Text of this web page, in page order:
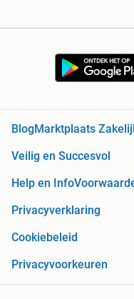
BlogMarktplaats
Veilig en Succesvol
Help en Info
Privacyverklaring
Cookiebeleid
Privacyvoorkeuren